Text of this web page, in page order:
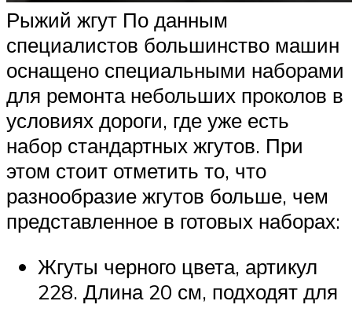
Рыжий жгут По данным
специалистов большинство машин
оснащено специальными наборами
для ремонта небольших проколов в
условиях дороги, где уже есть
набор стандартных жгутов. При
этом стоит отметить то, что
разнообразие жгутов больше, чем
представленное в готовых наборах:
Жгуты черного цвета, артикул
228. Длина 20 см, подходят для